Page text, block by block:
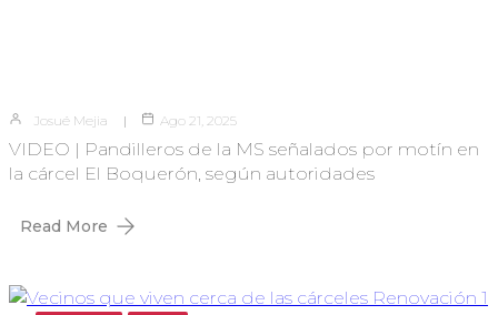
Josué Mejia Ago 21, 2025
VIDEO | Pandilleros de la MS señalados por motín en
la cárcel El Boquerón, según autoridades
Read More